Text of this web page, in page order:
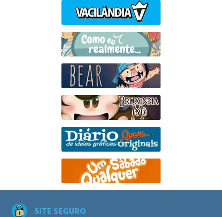
SITE SEGURO